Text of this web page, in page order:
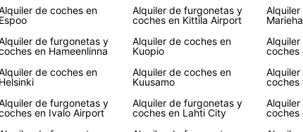
No
traslado
Navega
agencias
de coches en
Espoo
de furgonetas y
en Hameenlinna
de coches en
Helsinki
de furgonetas y
en Ivalo Airport
Alquiler de furgonetas y
coches en Kittila Airport
Alquiler de coches en
Kuopio
Alquiler de coches en
Kuusamo
Alquiler de furgonetas y
coches en Lahti City
coches
coches
coches